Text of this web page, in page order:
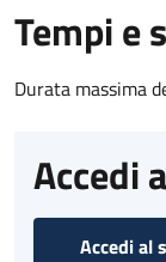
Tempi e
Durata massima
Accedi
Accedi al